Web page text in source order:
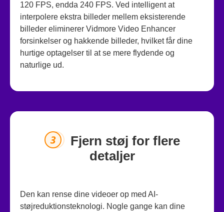
120 FPS, endda 240 FPS. Ved intelligent at
interpolere ekstra billeder mellem eksisterende
billeder eliminerer Vidmore Video Enhancer
forsinkelser og hakkende billeder, hvilket får dine
hurtige optagelser til at se mere flydende og
naturlige ud.
Fjern støj for flere
detaljer
Den kan rense dine videoer op med AI-
støjreduktionsteknologi. Nogle gange kan dine